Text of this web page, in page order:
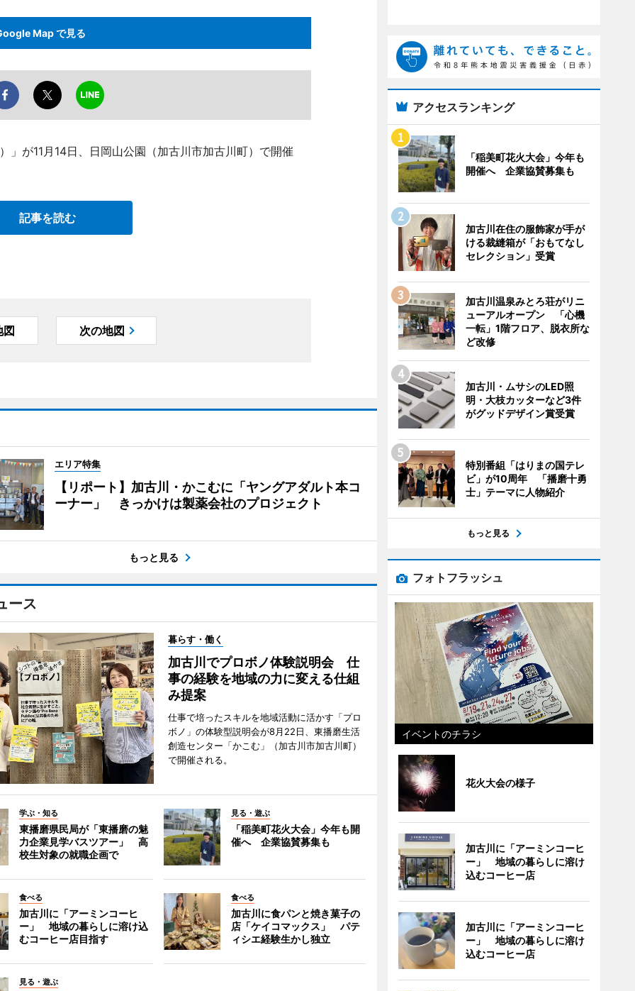
Map で見る
が11月14日、日岡山公園（加古川市加古川町）で開催
記事を読む
図 次の地図
エリア特集
【リポート】加古川・かこむに「ヤングアダルト本コ
ーナー」 きっかけは製薬会社のプロジェクト
もっと見る
ース
暮らす・働く
加古川でプロボノ体験説明会 仕
事の経験を地域の力に変える仕組
み提案
仕事で培ったスキルを地域活動に活かす「プロ
ボノ」の体験型説明会が8月22日、東播磨生活
創造センター「かこむ」（加古川市加古川町）
で開催される。
学ぶ・知る
東播磨県民局が「東播磨の魅
力企業見学バスツアー」 高
校生対象の就職企画で
見る・遊ぶ
「稲美町花火大会」今年も開
催へ 企業協賛募集も
食べる
加古川に「アーミンコーヒ
ー」 地域の暮らしに溶け込
むコーヒー店目指す
食べる
加古川に食パンと焼き菓子の
店「ケイコマックス」 パテ
ィシエ経験生かし独立
見る・遊ぶ
アクセスランキング
「稲美町花火大会」今年も
開催へ 企業協賛募集も
加古川在住の服飾家が手が
ける裁縫箱が「おもてなし
セレクション」受賞
加古川温泉みとろ荘がリニ
ューアルオープン 「心機
一転」1階フロア、脱衣所な
ど改修
加古川・ムサシのLED照
明・大枝カッターなど3件
がグッドデザイン賞受賞
特別番組「はりまの国テレ
ビ」が10周年 「播磨十勇
士」テーマに人物紹介
もっと見る
フォトフラッシュ
イベントのチラシ
花火大会の様子
加古川に「アーミンコーヒ
ー」 地域の暮らしに溶け
込むコーヒー店
加古川に「アーミンコーヒ
ー」 地域の暮らしに溶け
込むコーヒー店